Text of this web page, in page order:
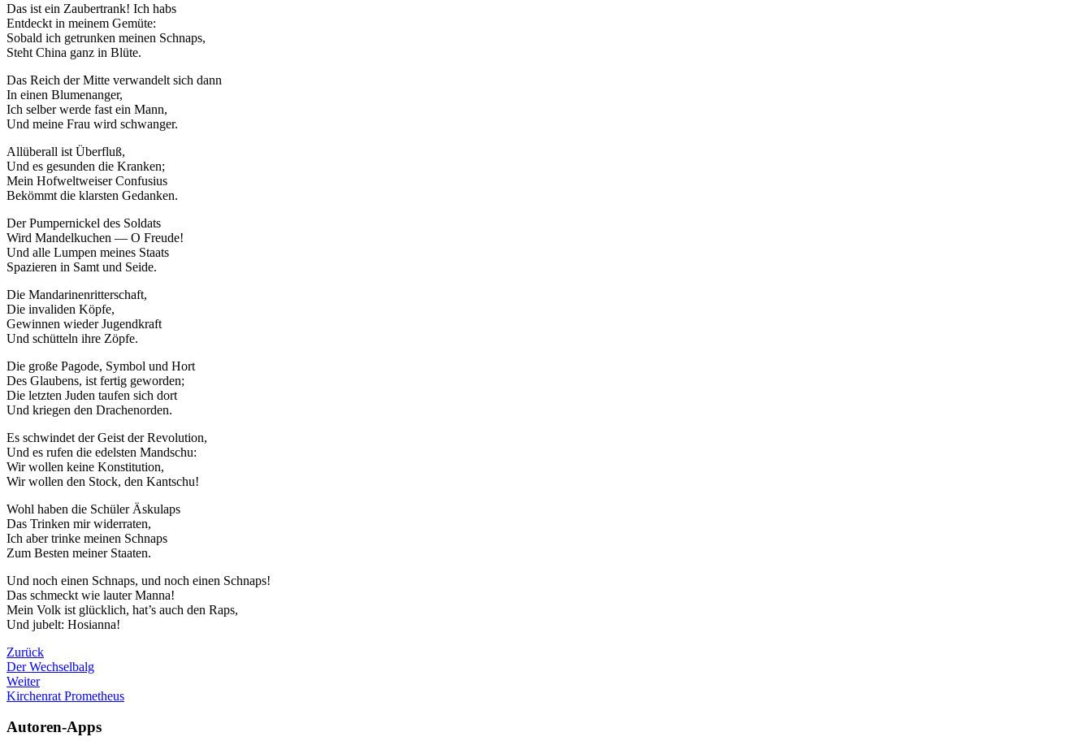
Das ist ein Zaubertrank! Ich habs
Entdeckt in meinem Gemüte:
Sobald ich getrunken meinen Schnaps,
Steht China ganz in Blüte.
Das Reich der Mitte verwandelt sich dann
In einen Blumenanger,
Ich selber werde fast ein Mann,
Und meine Frau wird schwanger.
Allüberall ist Überfluß,
Und es gesunden die Kranken;
Mein Hofweltweiser Confusius
Bekömmt die klarsten Gedanken.
Der Pumpernickel des Soldats
Wird Mandelkuchen — O Freude!
Und alle Lumpen meines Staats
Spazieren in Samt und Seide.
Die Mandarinenritterschaft,
Die invaliden Köpfe,
Gewinnen wieder Jugendkraft
Und schütteln ihre Zöpfe.
Die große Pagode, Symbol und Hort
Des Glaubens, ist fertig geworden;
Die letzten Juden taufen sich dort
Und kriegen den Drachenorden.
Es schwindet der Geist der Revolution,
Und es rufen die edelsten Mandschu:
Wir wollen keine Konstitution,
Wir wollen den Stock, den Kantschu!
Wohl haben die Schüler Äskulaps
Das Trinken mir widerraten,
Ich aber trinke meinen Schnaps
Zum Besten meiner Staaten.
Und noch einen Schnaps, und noch einen Schnaps!
Das schmeckt wie lauter Manna!
Mein Volk ist glücklich, hat’s auch den Raps,
Und jubelt: Hosianna!
Zurück
Der Wechselbalg
Weiter
Kirchenrat Prometheus
Autoren-Apps